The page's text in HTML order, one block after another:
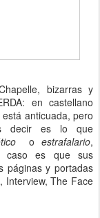
bizarras y
en castellano
anticuada, pero
decir es lo que
o estrafalario,
caso es que sus
páginas y portadas
Interview, The Face